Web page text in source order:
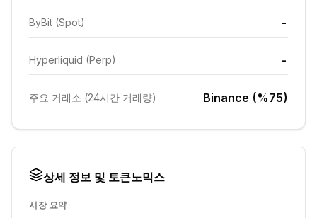
ByBit (Spot) -
Hyperliquid (Perp) -
주요 거래소 (24시간 거래량) Binance (%75)
상세 정보 및 토큰노믹스
시장 요약